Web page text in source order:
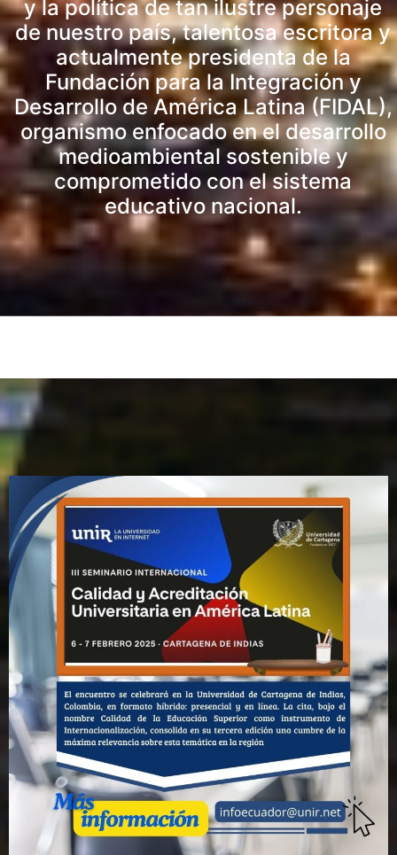
y la política de tan ilustre personaje
de nuestro país, talentosa escritora y
actualmente presidenta de la
Fundación para la Integración y
Desarrollo de América Latina (FIDAL),
organismo enfocado en el desarrollo
medioambiental sostenible y
comprometido con el sistema
educativo nacional.